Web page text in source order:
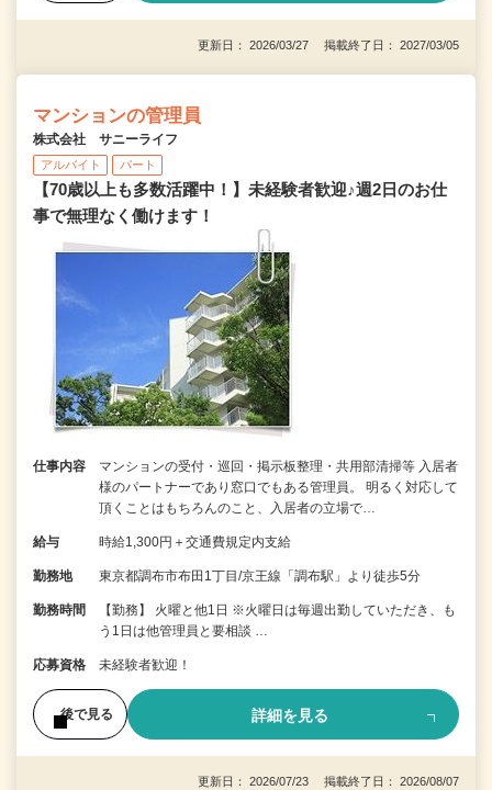
更新日： 2026/03/27 掲載終了日： 2027/03/05
マンションの管理員
株式会社 サニーライフ
アルバイト パート
【70歳以上も多数活躍中！】未経験者歓迎♪週2日のお仕
事で無理なく働けます！
仕事内容
マンションの受付・巡回・掲示板整理・共用部清掃等 入居者
様のパートナーであり窓口でもある管理員。 明るく対応して
頂くことはもちろんのこと、入居者の立場で…
給与 時給1,300円＋交通費規定内支給
勤務地 東京都調布市布田1丁目/京王線「調布駅」より徒歩5分
勤務時間
【勤務】 火曜と他1日 ※火曜日は毎週出勤していただき、も
う1日は他管理員と要相談 …
応募資格 未経験者歓迎！
後で見る 詳細を見る
更新日： 2026/07/23 掲載終了日： 2026/08/07